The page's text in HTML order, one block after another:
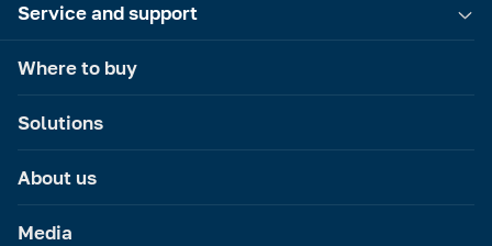
Service and support
Where to buy
Solutions
About us
Media